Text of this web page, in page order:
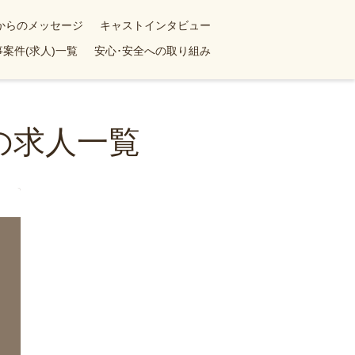
らのメッセージ
キャストインタビュー
案件(求人)一覧 安心･安全への取り組み
求人一覧